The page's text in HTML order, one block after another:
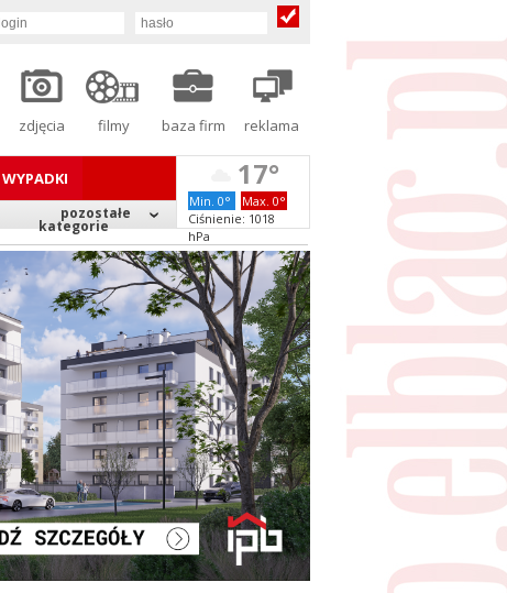
zdjęcia filmy baza firm reklama
WYPADKI
pozostałe
kategorie
17°
Min. 0°
Max. 0°
Ciśnienie: 1018
hPa